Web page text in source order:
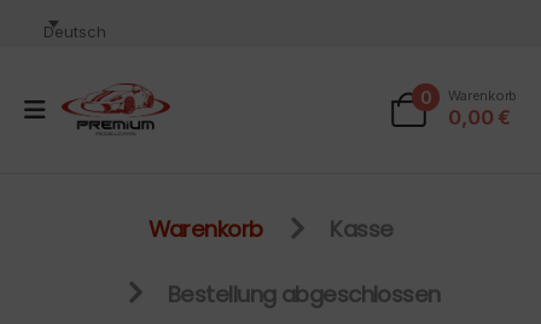
Deutsch
0 Warenkorb
0,00 €
Warenkorb Kasse
Bestellung abgeschlossen